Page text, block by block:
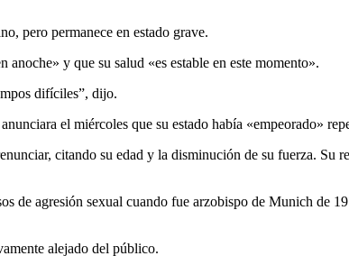
pero permanece en estado grave.
y que su salud «es estable en este momento».
difíciles”, dijo.
el miércoles que su estado había «empeorado»
citando su edad y la disminución de su fuerza. Su
de agresión sexual cuando fue arzobispo de Munich de
alejado del público.